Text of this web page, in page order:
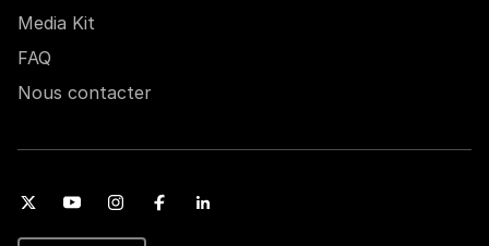
Media Kit
FAQ
Nous contacter